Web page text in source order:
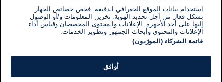
استخدام بيانات الموقع الجغرافي الدقيقة. فحص خصائص الجهاز
بشكل فعال من أجل تحديد الهوية. تخزين المعلومات و/أو الوصول
إليها على أحد الأجهزة. الإعلانات والمحتوى المخصصان وقياس أداء
الإعلانات والمحتوى وأبحاث الجمهور وتطوير الخدمات.
قائمة الشركاء (المورّدون)
أوافق